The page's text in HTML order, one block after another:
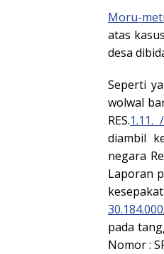
Moru-
atas
desa
Seperti
wolwal
RES.1.11.
diambil
negara
Laporan
30.184.000
pada
Nomor :